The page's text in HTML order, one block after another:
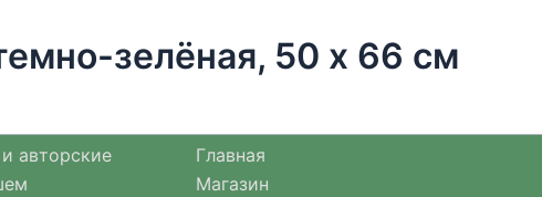
зелёная, 50 х 66 см
авторские
Главная
Магазин